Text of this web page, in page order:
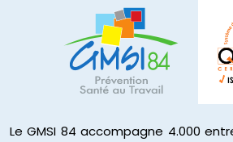
Le GMSI 84 accompagne 4.000